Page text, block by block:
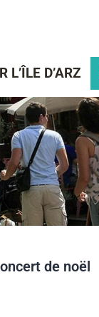
L’ÎLE D’ARZ
de noël